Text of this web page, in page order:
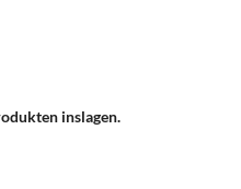
inslagen.